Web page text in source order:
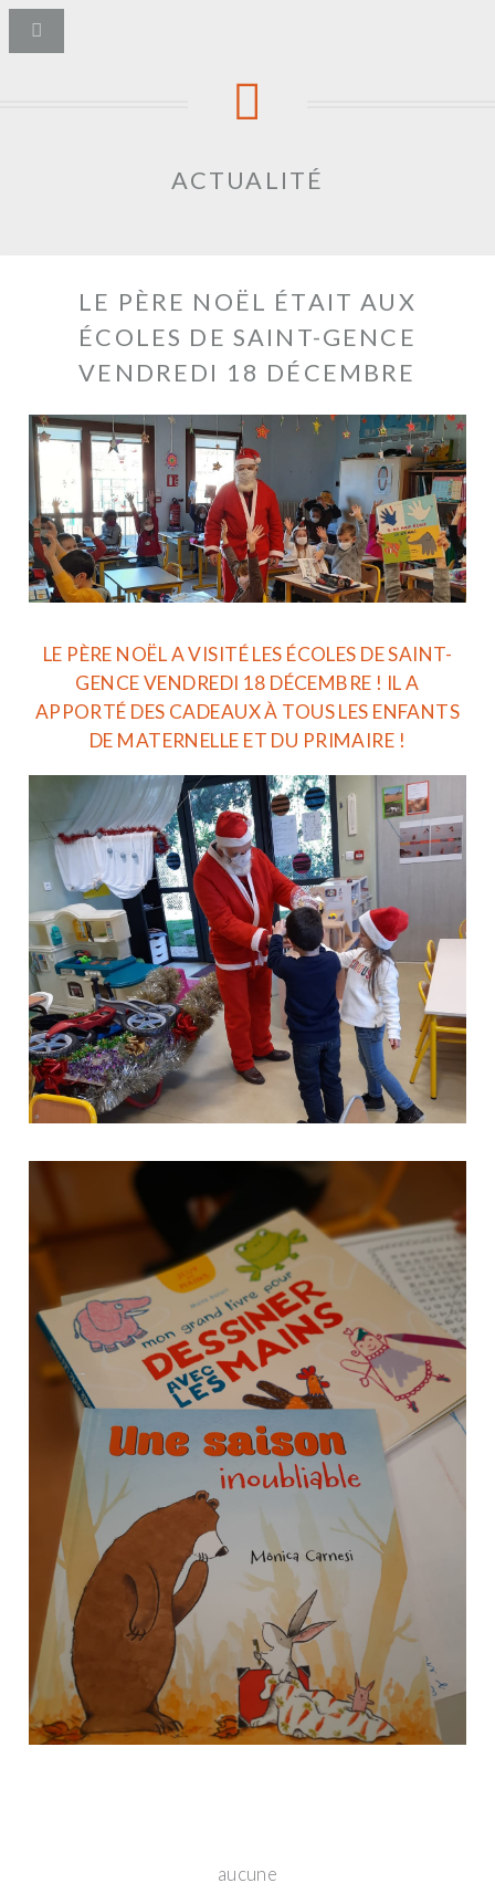
ACTUALITÉ
LE PÈRE NOËL ÉTAIT AUX
ÉCOLES DE SAINT-GENCE
VENDREDI 18 DÉCEMBRE
LE PÈRE NOËL A VISITÉ LES ÉCOLES DE SAINT-
GENCE VENDREDI 18 DÉCEMBRE ! IL A
APPORTÉ DES CADEAUX À TOUS LES ENFANTS
DE MATERNELLE ET DU PRIMAIRE !
aucune